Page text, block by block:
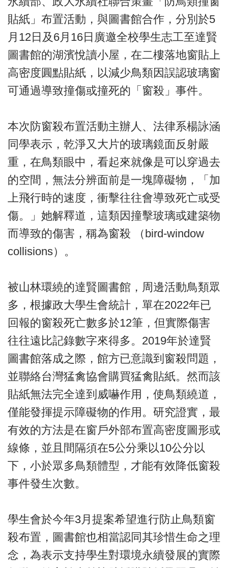
貼紙」布置活動，與圖書館合作，分別於5
月12日及6月16日廣邀全校學生志工至達賢
圖書館的湖濱悅讀小屋，在二樓落地窗貼上
高密度圓點貼紙，以減少鳥類因誤認玻璃窗
可通過導致撞傷或撞死的「窗殺」事件。
本次防窗殺布置活動主辦人、法律系楊詠涵
同學表示，乾淨又大片的玻璃鏡面反射嚴
重，在鳥類眼中，看起來就像是可以穿過去
的空間，無法分辨面前是一塊障礙物，「加
上飛行時的速度，衝擊往往會導致死亡或受
傷。」她解釋道，這類因撞擊玻璃或建築物
而導致的傷害，稱為窗殺 （bird-window
collisions）。
被山林環繞的達賢圖書館，周邊活動鳥類眾
多，根據政大學生會統計，單在2022年已
回報的窗殺死亡數多於12筆，但實際傷害
往往遠比記錄數字來得多。2019年於達賢
圖書館落成之際，館方已意識到窗殺問題，
並聯絡台灣猛禽協會購買猛禽貼紙。然而該
貼紙無法完全達到威嚇作用，使鳥類繞道，
僅能發揮提示障礙物的作用。研究證實，最
有效的方法是在窗戶外部布置高密度圖形或
線條，並且間隔須在5公分乘以10公分以
下，小於眾多鳥類體型，才能有效降低窗殺
事件發生次數。
學生會於今年3月提案希望進行防止鳥類窗
殺布置，圖書館也相當認同其珍惜生命之理
念，為表示支持學生對環境永續發展的實際